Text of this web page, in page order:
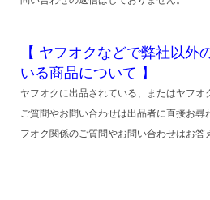
【 ヤフオクなどで弊社以外
いる商品について 】
ヤフオクに出品されている、またはヤフ
ご質問やお問い合わせは出品者に直接お尋
フオク関係のご質問やお問い合わせはお答